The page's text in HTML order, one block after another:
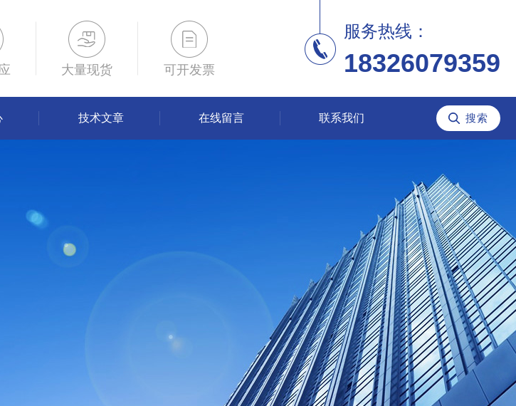
大量现货 可开发票
服务热线：
18326079359
技术文章 在线留言 联系我们